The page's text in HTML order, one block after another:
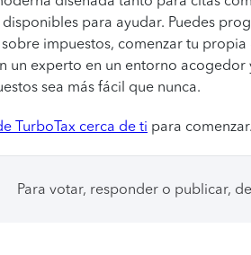
para ayudar. Puedes
impuestos, comenzar tu
un experto en un entorno
sea más fácil que nunca.
TurboTax cerca de ti para comenzar.
Para votar, responder o publicar,